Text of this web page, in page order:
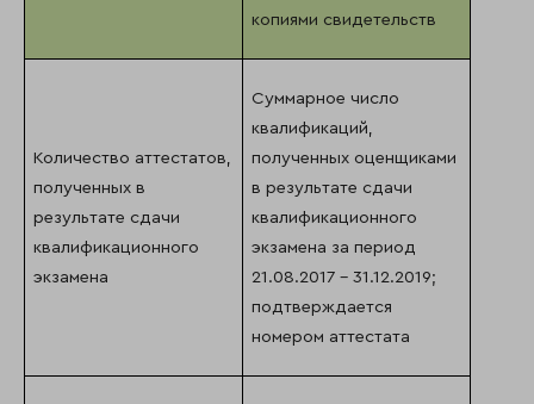
копиями свидетельств
Количество аттестатов,
полученных в
результате сдачи
квалификационного
экзамена
Суммарное число
квалификаций,
полученных оценщиками
в результате сдачи
квалификационного
экзамена за период
21.08.2017 – 31.12.2019;
подтверждается
номером аттестата